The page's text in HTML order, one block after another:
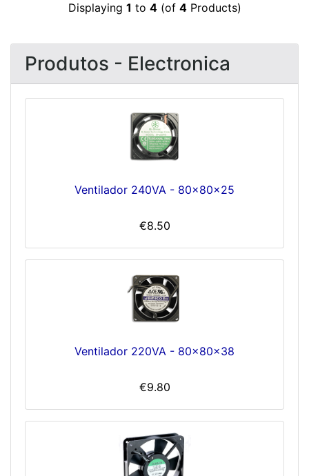
Displaying 1 to 4(of 4Products)
Produtos - Electronica
Ventilador 240VA - 80x80x25
€8.50
Ventilador 220VA - 80x80x38
€9.80